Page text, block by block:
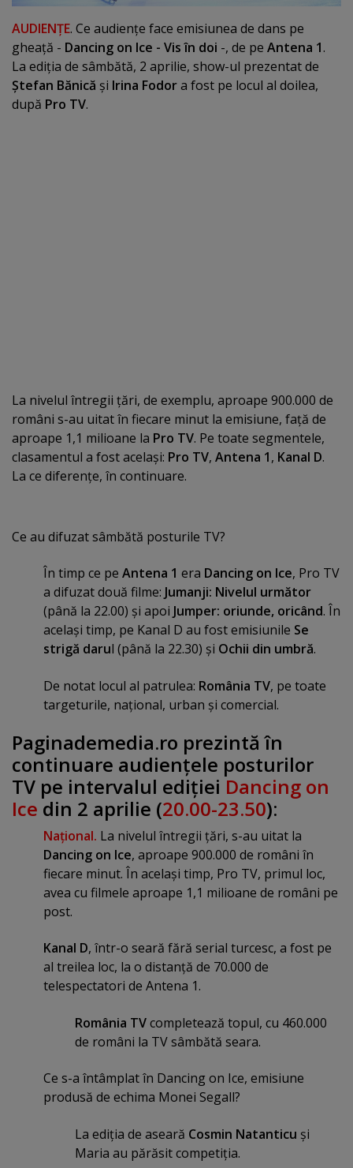
AUDIENŢE. Ce audienţe face emisiunea de dans pe
gheaţă - Dancing on Ice - Vis în doi -, de pe Antena 1.
La ediţia de sâmbătă, 2 aprilie, show-ul prezentat de
Ştefan Bănică şi Irina Fodora fost pe locul al doilea,
după Pro TV.
La nivelul întregii ţări, de exemplu, aproape 900.000 de
români s-au uitat în fiecare minut la emisiune, faţă de
aproape 1,1 milioane la Pro TV. Pe toate segmentele,
clasamentul a fost acelaşi: Pro TV, Antena 1, Kanal D.
La ce diferenţe, în continuare.
Ce au difuzat sâmbătă posturile TV?
În timp ce pe Antena 1 era Dancing on Ice, Pro TV
a difuzat două filme: Jumanji: Nivelul următor
(până la 22.00) şi apoi Jumper: oriunde, oricând. În
acelaşi timp, pe Kanal D au fost emisiunile Se
strigă darul (până la 22.30) şi Ochii din umbră.
De notat locul al patrulea: România TV, pe toate
targeturile, naţional, urban şi comercial.
Paginademedia.ro prezintă în
continuare audienţele posturilor
TV pe intervalul ediţiei Dancing on
Ice din 2 aprilie (20.00-23.50):
Naţional. La nivelul întregii ţări, s-au uitat la
Dancing on Ice, aproape 900.000 de români în
fiecare minut. În acelaşi timp, Pro TV, primul loc,
avea cu filmele aproape 1,1 milioane de români pe
post.
Kanal D, într-o seară fără serial turcesc, a fost pe
al treilea loc, la o distanţă de 70.000 de
telespectatori de Antena 1.
România TVcompletează topul, cu 460.000
de români la TV sâmbătă seara.
Ce s-a întâmplat în Dancing on Ice, emisiune
produsă de echima Monei Segall?
La ediţia de aseară Cosmin Natanticu şi
Maria au părăsit competiţia.